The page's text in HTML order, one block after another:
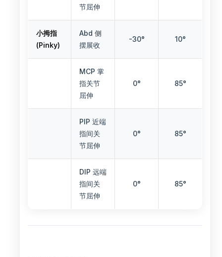
节屈伸
小拇指
(Pinky)
Abd 侧
摆展收
-30° 10°
MCP 掌
指关节
屈伸
0° 85°
PIP 近端
指间关
节屈伸
0° 85°
DIP 远端
指间关
节屈伸
0° 85°